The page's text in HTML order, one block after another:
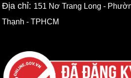
Địa chỉ: 151 Nơ Trang Long -
Thạnh - TPHCM